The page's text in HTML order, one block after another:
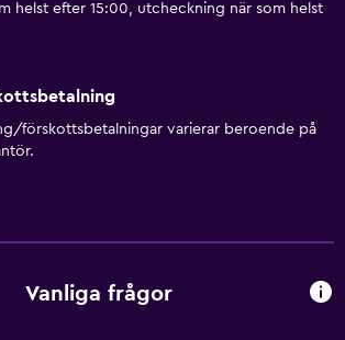
helst efter 15:00, utcheckning när som helst
förskottsbetalningar varierar beroende på
Vanliga frågor